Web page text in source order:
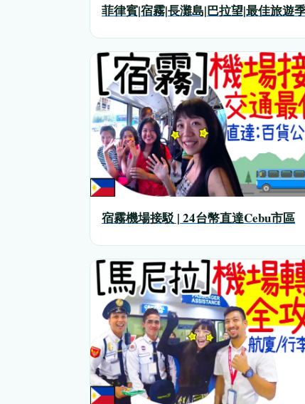
菲律賓|宿霧|長灘島|巴拉望|最佳旅遊
宿霧機場接駁 | 24台幣直達Cebu市區